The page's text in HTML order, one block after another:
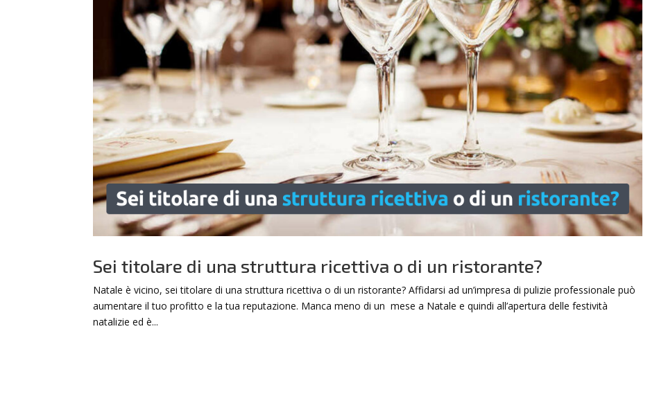
Sei titolare di una struttura ricettiva o di un ristorante?
Natale è vicino, sei titolare di una struttura ricettiva o di un ristorante? Affidarsi ad un’impresa di pulizie professionale può
aumentare il tuo profitto e la tua reputazione. Manca meno di un mese a Natale e quindi all’apertura delle festività
natalizie ed è...